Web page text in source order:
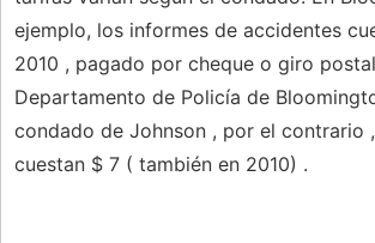
ejemplo, los informes de accidentes
2010 , pagado por cheque o giro
Departamento de Policía de
condado de Johnson , por el contrario
cuestan $ 7 ( también en 2010) .